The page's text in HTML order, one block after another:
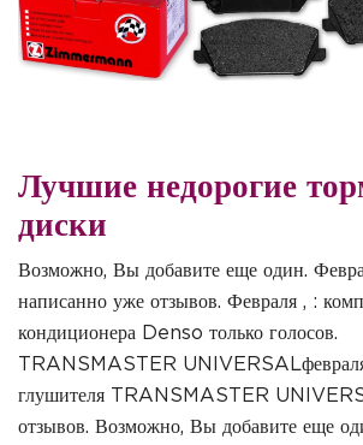
Лучшие недорогие
диски
Возможно, Вы добавите еще один.
написанно уже отзывов. Февраля , :
кондиционера Denso только голосов.
TRANSMASTER
глушителя TRANSMASTER
отзывов. Возможно, Вы добавите еще